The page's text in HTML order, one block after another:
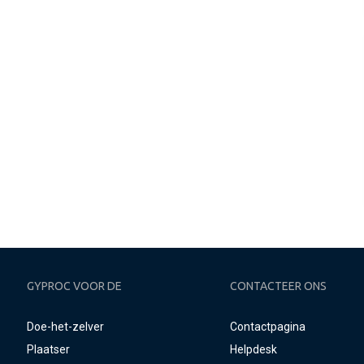
GYPROC VOOR DE
Doe-het-zelver
Plaatser
CONTACTEER ONS
Contactpagina
Helpdesk